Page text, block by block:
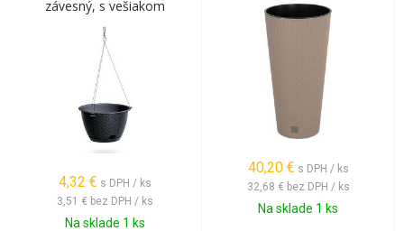
závesný, s vešiakom
4,32 € s DPH / ks
3,51 € bez DPH / ks
Na sklade 1 ks
40,20 € s DPH / ks
32,68 € bez DPH / ks
Na sklade 1 ks